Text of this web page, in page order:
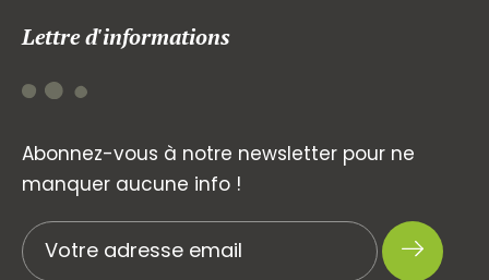
Lettre d'informations
Abonnez-vous à notre newsletter pour ne
manquer aucune info !